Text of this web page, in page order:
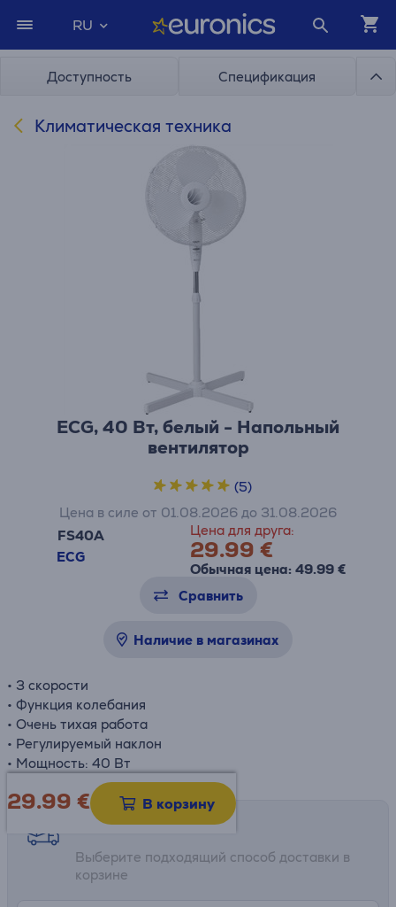
RU
Доступность Спецификация
Климатическая техника
ECG, 40 Вт, белый - Напольный
вентилятор
FS40A
ECG
Цена для друга:
29.99 €
Обычная цена: 49.99 €
Цена в силе от 01.08.2026 до 31.08.2026
(5)
Сравнить
Наличие в магазинах
• 3 скорости
• Функция колебания
• Очень тихая работа
• Регулируемый наклон
• Мощность: 40 Вт
29.99 € В корзину
Возможности доставки
Выберите подходящий способ доставки в
корзине